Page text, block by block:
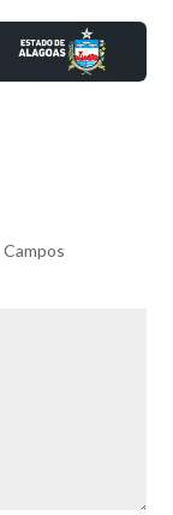
Campos